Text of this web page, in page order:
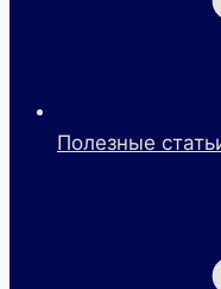
Полезные